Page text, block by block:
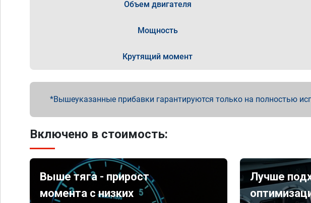
Объем двигателя
Мощность
Крутящий момент
Вышеуказанные прибавки гарантируются только на полностью
Включено в стоимость:
Выше тяга - прирост
момента с низких
Лучше